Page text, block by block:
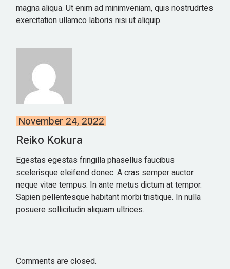
magna aliqua. Ut enim ad minimveniam, quis nostrudrtes
exercitation ullamco laboris nisi ut aliquip.
November 24, 2022
Reiko Kokura
Egestas egestas fringilla phasellus faucibus
scelerisque eleifend donec. A cras semper auctor
neque vitae tempus. In ante metus dictum at tempor.
Sapien pellentesque habitant morbi tristique. In nulla
posuere sollicitudin aliquam ultrices.
Comments are closed.